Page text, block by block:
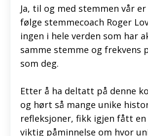
Ja, til og med stemmen vår
følge stemmecoach Roger
ingen i hele verden som har
samme stemme og frekvens
som deg.
Etter å ha deltatt på denne
og hørt så mange unike
refleksjoner, fikk igjen fått en
viktig påminnelse om hvor